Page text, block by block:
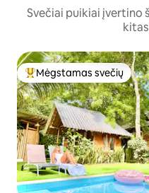
Svečiai puikiai įvertino
Svečių mėgstamiausias
Mėgstamas svečių